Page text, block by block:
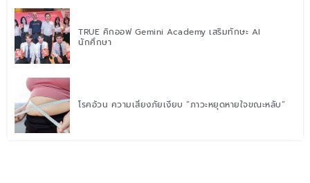
TRUE คิกออฟ Gemini Academy เสริมทักษะ AI
นักศึกษา
โรคอ้วน ความเสี่ยงภัยเงียบ “ภาวะหยุดหายใจขณะหลับ”